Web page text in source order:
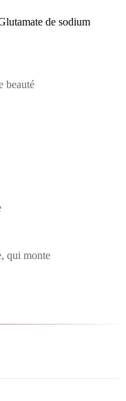
de sodium
beauté
qui monte